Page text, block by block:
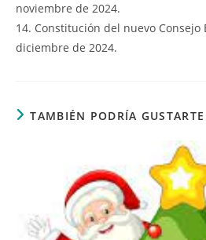
noviembre de 2024.
14. Constitución del nuevo Consejo
diciembre de 2024.
TAMBIÉN PODRÍA GUSTARTE